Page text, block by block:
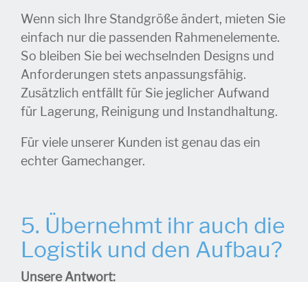
Wenn sich Ihre Standgröße ändert, mieten Sie
einfach nur die passenden Rahmenelemente.
So bleiben Sie bei wechselnden Designs und
Anforderungen stets anpassungsfähig.
Zusätzlich entfällt für Sie jeglicher Aufwand
für Lagerung, Reinigung und Instandhaltung.
Für viele unserer Kunden ist genau das ein
echter Gamechanger.
5. Übernehmt ihr auch die
Logistik und den Aufbau?
Unsere Antwort: